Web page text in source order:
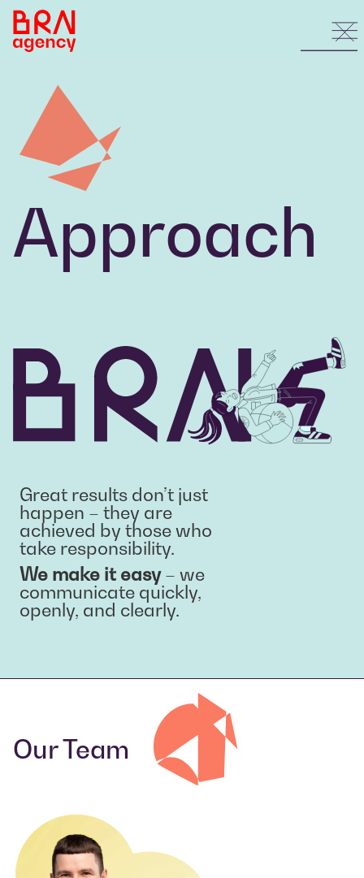
Approach
Great results don’t just
happen – they are
achieved by those who
take responsibility.
We make it easy– we
communicate quickly,
openly, and clearly.
Our Team